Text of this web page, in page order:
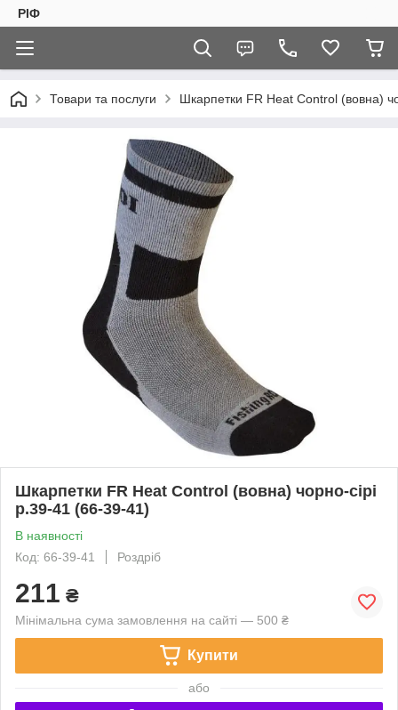
РІФ
Товари та послуги Шкарпетки FR Heat Control (вовна)
Шкарпетки FR Heat Control (вовна) чорно-сірі
р.39-41 (66-39-41)
В наявності
Код: 66-39-41
Роздріб
211 ₴
Мінімальна сума замовлення на сайті — 500 ₴
Купити
або